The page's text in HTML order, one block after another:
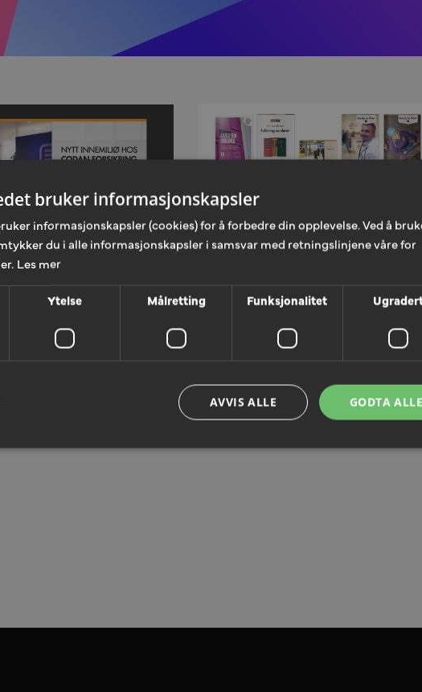
Demo, digital publisering
bruker informasjonskapsler
informasjonskapsler (cookies) for å forbedre din opplevelse. Ved å
du i alle informasjonskapsler i samsvar med retningslinjene våre for
Les mer
Ytelse Målretting Funksjonalitet
GODTA ALLE
AVVIS ALLE